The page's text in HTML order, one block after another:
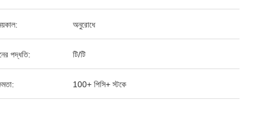
অনুরোধে
পদ্ধতি: টি/টি
100+ পিসি+ স্টকে